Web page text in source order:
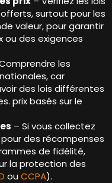
surtout pour les
valeur, pour garantir
ou des exigences
les
car
des lois différentes
prix basés sur le
– Si vous collectez
des récompenses
de fidélité,
la protection des
ou CCPA).